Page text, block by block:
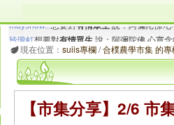
maysnow...想要對有情眾生說：阿彌陀佛.
玲瓏虹 想要對 有情眾生 說：阿彌陀佛.心寬
現在位置： suiis專欄/合樸農學市集 的專
【市集分享】2/6 市